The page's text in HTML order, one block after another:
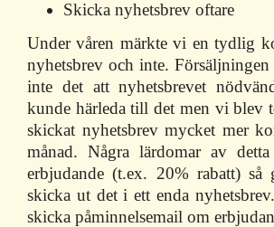
Skicka nyhetsbrev oftare
Under våren märkte vi en tydlig
nyhetsbrev och inte.
inte det att nyhetsbrevet
kunde härleda till det men vi
skickat nyhetsbrev mycket mer
månad. Några lärdomar av
erbjudande (t.ex. 20% rabatt) så
skicka ut det i ett enda
skicka påminnelsemail om